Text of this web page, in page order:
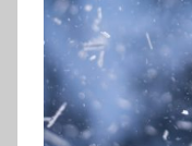
t
n
i
a